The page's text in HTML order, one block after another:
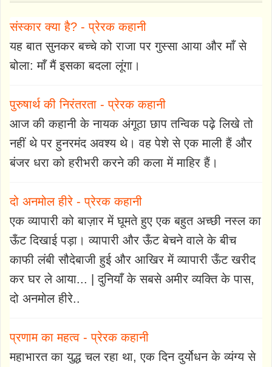
संस्कार क्या है? - प्रेरक कहानी
यह बात सुनकर बच्चे को राजा पर गुस्सा आया और माँ से
बोला: माँ मैं इसका बदला लूंगा।
पुरुषार्थ की निरंतरता - प्रेरक कहानी
आज की कहानी के नायक अंगूठा छाप तन्विक पढ़े लिखे तो
नहीं थे पर हुनरमंद अवश्य थे। वह पेशे से एक माली हैं और
बंजर धरा को हरीभरी करने की कला में माहिर हैं।
दो अनमोल हीरे - प्रेरक कहानी
एक व्यापारी को बाज़ार में घूमते हुए एक बहुत अच्छी नस्ल का
ऊँट दिखाई पड़ा। व्यापारी और ऊँट बेचने वाले के बीच
काफी लंबी सौदेबाजी हुई और आखिर में व्यापारी ऊँट खरीद
कर घर ले आया... | दुनियाँ के सबसे अमीर व्यक्ति के पास,
दो अनमोल हीरे..
प्रणाम का महत्व - प्रेरक कहानी
महाभारत का युद्ध चल रहा था, एक दिन दुर्योधन के व्यंग्य से